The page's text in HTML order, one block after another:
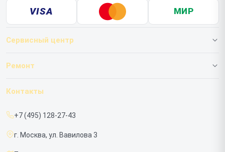
VISA МИР
Сервисный центр
О нашем сервисе
Срочный ремонт
Доставка и способы оплаты
Ремонт
ИБП
Контакты
+7 (495) 128-27-43
г. Москва, ул. Вавилова 3